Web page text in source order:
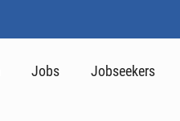
Jobs Jobseekers